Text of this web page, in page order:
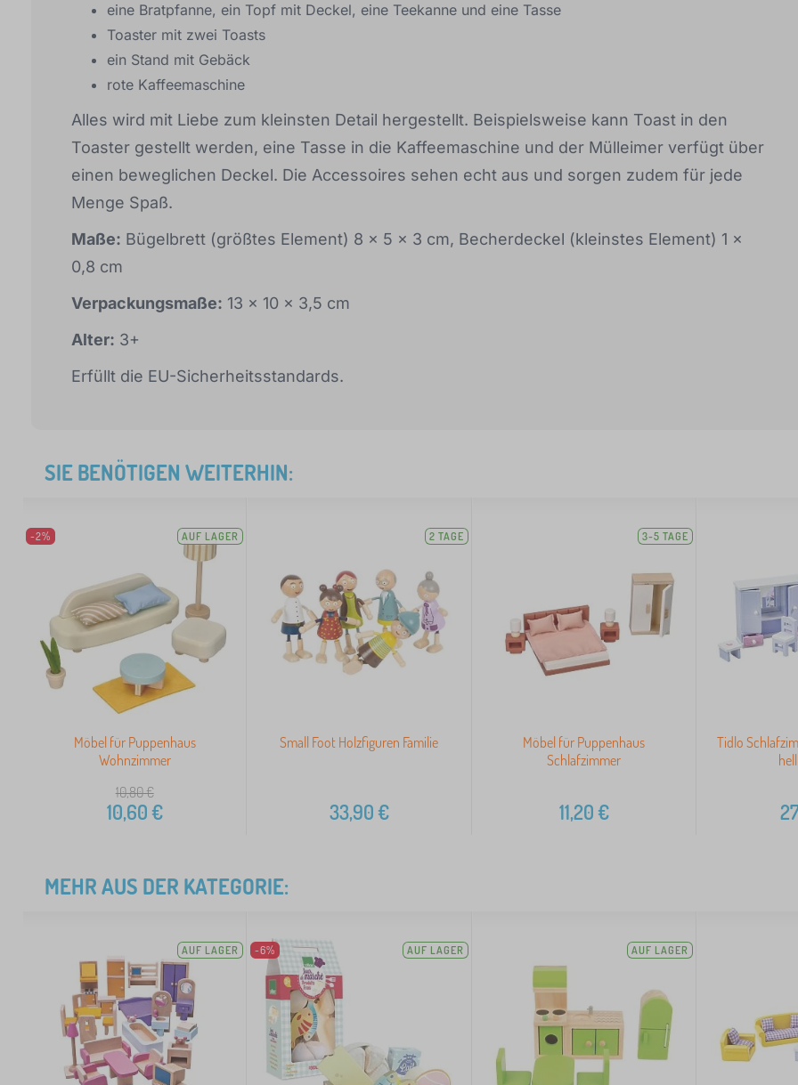
eine Bratpfanne, ein Topf mit Deckel, eine Teekanne und eine Tasse
Toaster mit zwei Toasts
ein Stand mit Gebäck
rote Kaffeemaschine
Alles wird mit Liebe zum kleinsten Detail hergestellt. Beispielsweise kann Toast in den
Toaster gestellt werden, eine Tasse in die Kaffeemaschine und der Mülleimer verfügt über
einen beweglichen Deckel. Die Accessoires sehen echt aus und sorgen zudem für jede
Menge Spaß.
Maße: Bügelbrett (größtes Element) 8 x 5 x 3 cm, Becherdeckel (kleinstes Element) 1 x
0,8 cm
Verpackungsmaße: 13 x 10 x 3,5 cm
Alter: 3+
Erfüllt die EU-Sicherheitsstandards.
SIE BENÖTIGEN WEITERHIN:
-2% AUF LAGER
Möbel für Puppenhaus
Wohnzimmer
10,80€
10,60€
2 TAGE
Small Foot Holzfiguren Familie
33,90€
3-5 TAGE
Möbel für Puppenhaus
Schlafzimmer
11,20€
Tidlo
MEHR AUS DER KATEGORIE:
AUF LAGER -6% AUF LAGER AUF LAGER